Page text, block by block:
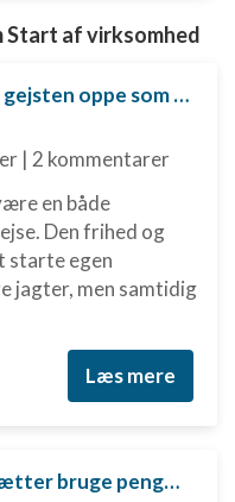
af virksomhed
Hvordan holder man gejsten oppe som ny iværksætter?
| 2 kommentarer
en både
Den frihed og
starte egen
jagter, men samtidig
Læs mere
Skal den 'lille' iværksætter bruge penge på digital marketing?